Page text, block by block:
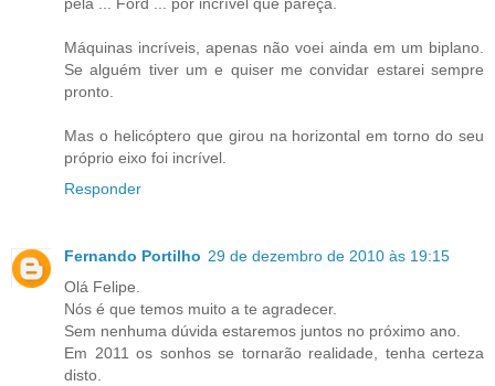
Máquinas incríveis, apenas não voei ainda em um biplano.
Se alguém tiver um e quiser me convidar estarei sempre
pronto.
Mas o helicóptero que girou na horizontal em torno do seu
próprio eixo foi incrível.
Responder
Fernando Portilho 29 de dezembro de 2010 às 19:15
Olá Felipe.
Nós é que temos muito a te agradecer.
Sem nenhuma dúvida estaremos juntos no próximo ano.
Em 2011 os sonhos se tornarão realidade, tenha certeza
disto.